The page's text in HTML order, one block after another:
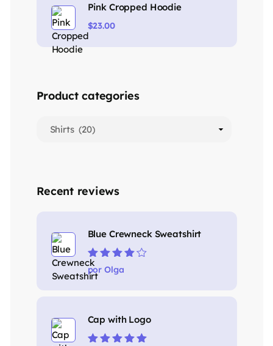
Pink Cropped Hoodie
$23.00
Product categories
Recent reviews
Blue Crewneck Sweatshirt
Valorado en
4de 5
por Olga
Cap with Logo